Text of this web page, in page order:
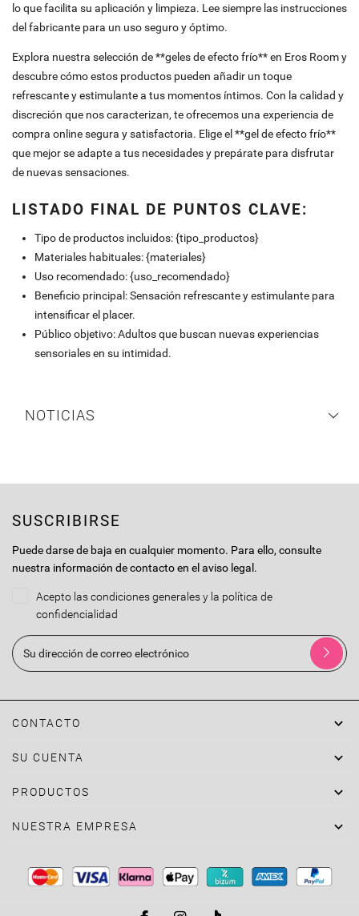
NOTICIAS
lo que facilita su aplicación y limpieza. Lee siempre las instrucciones
del fabricante para un uso seguro y óptimo.
Explora nuestra selección de **geles de efecto frío** en Eros Room y
descubre cómo estos productos pueden añadir un toque
refrescante y estimulante a tus momentos íntimos. Con la calidad y
discreción que nos caracterizan, te ofrecemos una experiencia de
compra online segura y satisfactoria. Elige el **gel de efecto frío**
que mejor se adapte a tus necesidades y prepárate para disfrutar
de nuevas sensaciones.
LISTADO FINAL DE PUNTOS CLAVE:
Tipo de productos incluidos: {tipo_productos}
Materiales habituales: {materiales}
Uso recomendado: {uso_recomendado}
Beneficio principal: Sensación refrescante y estimulante para
intensificar el placer.
Público objetivo: Adultos que buscan nuevas experiencias
sensoriales en su intimidad.
SUSCRIBIRSE
Puede darse de baja en cualquier momento. Para ello, consulte
nuestra información de contacto en el aviso legal.
Acepto las condiciones generales y la política de
confidencialidad
CONTACTO 
SU CUENTA 
PRODUCTOS 
NUESTRA EMPRESA 